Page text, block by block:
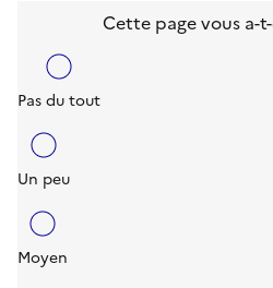
Cette page vous a-
Pas du tout
Un peu
Moyen